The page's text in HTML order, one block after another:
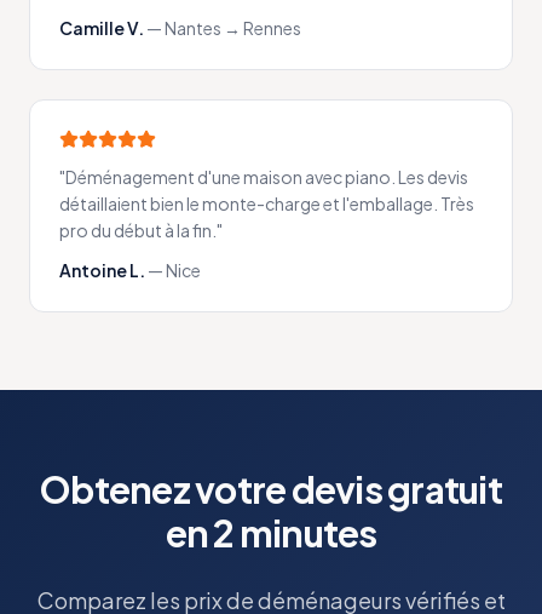
Camille V. —Nantes → Rennes
"Déménagement d'une maison avec piano. Les devis
détaillaient bien le monte-charge et l'emballage. Très
pro du début à la fin. "
Antoine L. —Nice
Obtenez votre devis gratuit
en 2 minutes
Comparez les prix de déménageurs vérifiés et